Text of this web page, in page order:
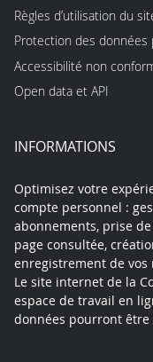
Règles d’utilisation du
Protection des données
Accessibilité non
Open data et API
INFORMATIONS
Optimisez votre
compte personnel :
abonnements, prise
page consultée,
enregistrement de vos
Le site internet de la
espace de travail en
données pourront